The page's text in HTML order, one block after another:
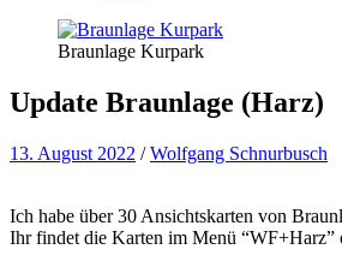
Braunlage Kurpark
Update Braunlage (Harz)
13. August 2022 /Wolfgang Schnurbusch
Ich habe über 30 Ansichtskarten von
Ihr findet die Karten im Menü “WF+Harz”